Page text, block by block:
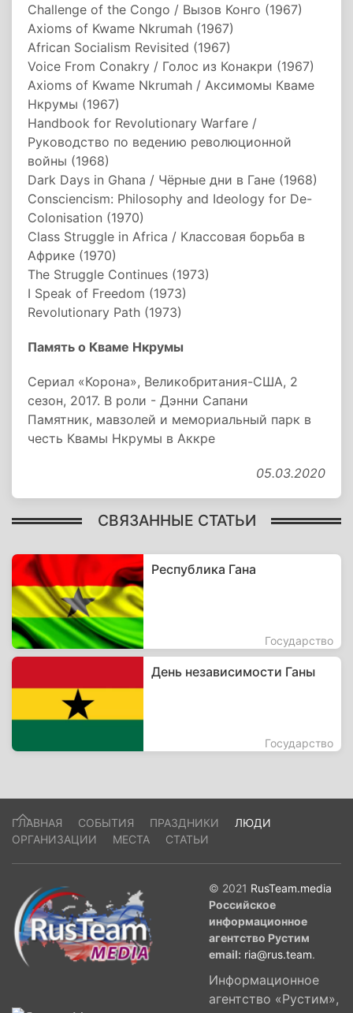
Challenge of the Congo / Вызов Конго (1967)
Axioms of Kwame Nkrumah (1967)
African Socialism Revisited (1967)
Voice From Conakry / Голос из Конакри (1967)
Axioms of Kwame Nkrumah / Аксимомы Кваме
Нкрумы (1967)
Handbook for Revolutionary Warfare /
Руководство по ведению революционной
войны (1968)
Dark Days in Ghana / Чёрные дни в Гане (1968)
Consciencism: Philosophy and Ideology for De-
Colonisation (1970)
Class Struggle in Africa / Классовая борьба в
Африке (1970)
The Struggle Continues (1973)
I Speak of Freedom (1973)
Revolutionary Path (1973)
Память о Кваме Нкрумы
Сериал «Корона», Великобритания-США, 2
сезон, 2017. В роли - Дэнни Сапани
Памятник, мавзолей и мемориальный парк в
честь Квамы Нкрумы в Аккре
05.03.2020
СВЯЗАННЫЕ СТАТЬИ
Республика Гана
Государство
День независимости Ганы
Государство
ГЛАВНАЯ СОБЫТИЯ ПРАЗДНИКИ
ЛЮДИ
ОРГАНИЗАЦИИ
МЕСТА СТАТЬИ
© 2021 RusTeam.media
Российское
информационное
агентство Рустим
email: ria@rus.team.
Информационное
агентство «Рустим»,